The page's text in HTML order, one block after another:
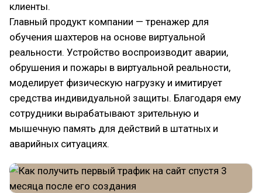
клиенты.
Главный продукт компании — тренажер для
обучения шахтеров на основе виртуальной
реальности. Устройство воспроизводит аварии,
обрушения и пожары в виртуальной реальности,
моделирует физическую нагрузку и имитирует
средства индивидуальной защиты. Благодаря ему
сотрудники вырабатывают зрительную и
мышечную память для действий в штатных и
аварийных ситуациях.